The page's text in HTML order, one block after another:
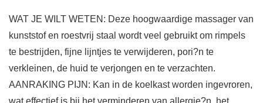
WAT JE WILT WETEN: Deze hoogwaardige massager van
kunststof en roestvrij staal wordt veel gebruikt om rimpels
te bestrijden, fijne lijntjes te verwijderen, pori?n te
verkleinen, de huid te verjongen en te verzachten.
AANRAKING PIJN: Kan in de koelkast worden ingevroren,